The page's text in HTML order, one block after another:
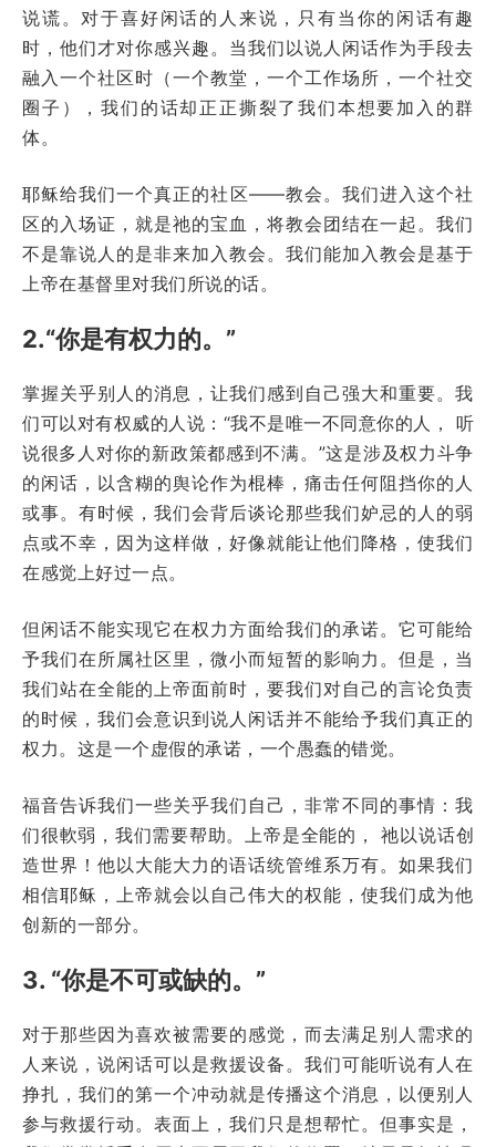
说谎。对于喜好闲话的人来说，只有当你的闲话有趣
时，他们才对你感兴趣。当我们以说人闲话作为手段去
融入一个社区时（一个教堂，一个工作场所，一个社交
圈子），我们的话却正正撕裂了我们本想要加入的群
体。
耶稣给我们一个真正的社区——教会。我们进入这个社
区的入场证，就是祂的宝血，将教会团结在一起。我们
不是靠说人的是非来加入教会。我们能加入教会是基于
上帝在基督里对我们所说的话。
2.“你是有权力的。”
掌握关乎别人的消息，让我们感到自己强大和重要。我
们可以对有权威的人说：“我不是唯一不同意你的人， 听
说很多人对你的新政策都感到不满。”这是涉及权力斗争
的闲话，以含糊的舆论作为棍棒，痛击任何阻挡你的人
或事。有时候，我们会背后谈论那些我们妒忌的人的弱
点或不幸，因为这样做，好像就能让他们降格，使我们
在感觉上好过一点。
但闲话不能实现它在权力方面给我们的承诺。它可能给
予我们在所属社区里，微小而短暂的影响力。但是，当
我们站在全能的上帝面前时，要我们对自己的言论负责
的时候，我们会意识到说人闲话并不能给予我们真正的
权力。这是一个虚假的承诺，一个愚蠢的错觉。
福音告诉我们一些关乎我们自己，非常不同的事情：我
们很軟弱，我们需要帮助。上帝是全能的， 祂以说话创
造世界！他以大能大力的语话统管维系万有。如果我们
相信耶稣，上帝就会以自己伟大的权能，使我们成为他
创新的一部分。
3. “你是不可或缺的。”
对于那些因为喜欢被需要的感觉，而去满足别人需求的
人来说，说闲话可以是救援设备。我们可能听说有人在
挣扎，我们的第一个冲动就是传播这个消息，以便别人
参与救援行动。表面上，我们只是想帮忙。但事实是，